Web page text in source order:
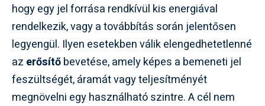
hogy egy jel forrása rendkívül kis energiával
rendelkezik, vagy a továbbítás során jelentősen
legyengül. Ilyen esetekben válik elengedhetetlenné
az erősítőbevetése, amely képes a bemeneti jel
feszültségét, áramát vagy teljesítményét
megnövelni egy használható szintre. A cél nem